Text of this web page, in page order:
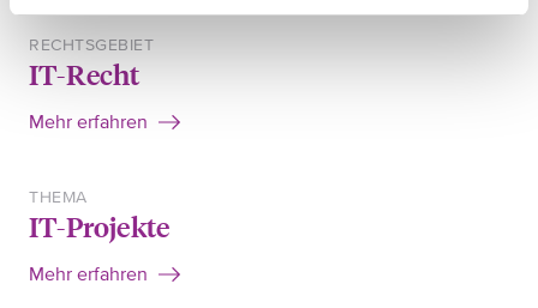
RECHTSGEBIET
IT-Recht
Mehr erfahren
THEMA
IT-Projekte
Mehr erfahren